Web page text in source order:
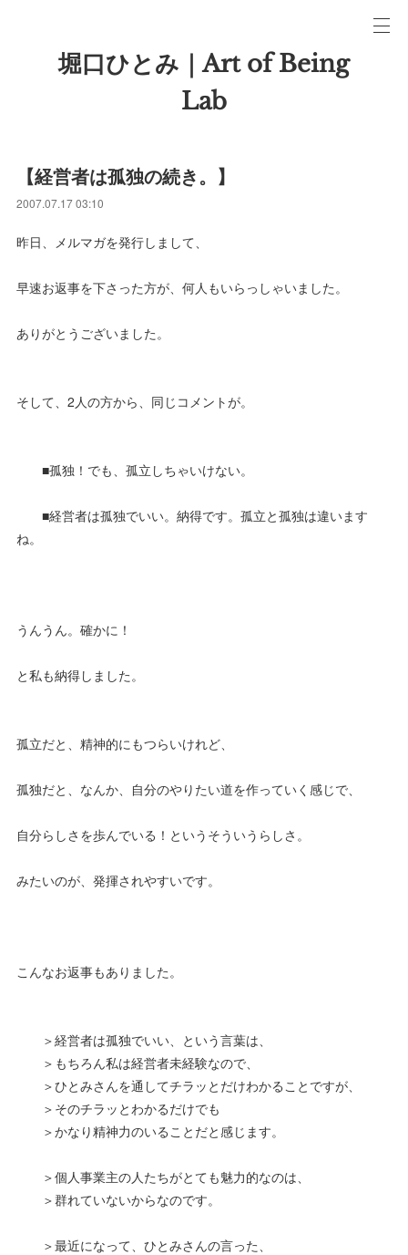
堀口ひとみ｜Art of Being
Lab
【経営者は孤独の続き。】
2007.07.17 03:10
昨日、メルマガを発行しまして、
早速お返事を下さった方が、何人もいらっしゃいました。
ありがとうございました。
そして、2人の方から、同じコメントが。
■孤独！でも、孤立しちゃいけない。
■経営者は孤独でいい。納得です。孤立と孤独は違います
ね。
うんうん。確かに！
と私も納得しました。
孤立だと、精神的にもつらいけれど、
孤独だと、なんか、自分のやりたい道を作っていく感じで、
自分らしさを歩んでいる！というそういうらしさ。
みたいのが、発揮されやすいです。
こんなお返事もありました。
＞経営者は孤独でいい、という言葉は、
＞もちろん私は経営者未経験なので、
＞ひとみさんを通してチラッとだけわかることですが、
＞そのチラッとわかるだけでも
＞かなり精神力のいることだと感じます。
＞個人事業主の人たちがとても魅力的なのは、
＞群れていないからなのです。
＞最近になって、ひとみさんの言った、